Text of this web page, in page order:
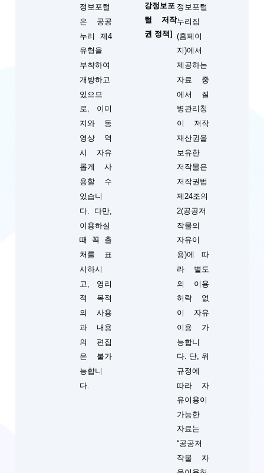
정보포털
은 공공
누리 제4
유형을
부착하여
개방하고
있으므
로, 이미
지와 동
영상 역
시 자유
롭게 사
용할 수
있습니
다. 다만,
이용하실
때 꼭 출
처를 표
시하시
고, 영리
적 목적
의 사용
과 내용
의 편집
은 불가
능합니
다.
강정보포
털 저작
권 정책]
정보포털
누리집
(홈페이
지)에서
제공하는
자료 중
에서 질
병관리청
이 저작
재산권을
보유한
저작물은
저작권법
제24조의
2(공공저
작물의
자유이
용)에 따
라 별도
의 이용
허락 없
이 자유
이용 가
능합니
다. 단, 위
규정에
따라 자
유이용이
가능한
자료는
“공공저
작물 자